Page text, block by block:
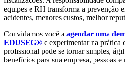
equipes e RH transforma a prevenção
acidentes, menores custos, melhor
Convidamos você a agendar uma
EDUSEG® e experimentar na prática
profissional pode se tornar simples,
benefícios para sua empresa, pessoas e